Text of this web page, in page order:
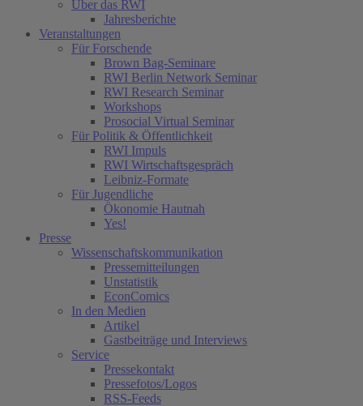
Über das RWI
Jahresberichte
Veranstaltungen
Für Forschende
Brown Bag-Seminare
RWI Berlin Network Seminar
RWI Research Seminar
Workshops
Prosocial Virtual Seminar
Für Politik & Öffentlichkeit
RWI Impuls
RWI Wirtschaftsgespräch
Leibniz-Formate
Für Jugendliche
Ökonomie Hautnah
Yes!
Presse
Wissenschaftskommunikation
Pressemitteilungen
Unstatistik
EconComics
In den Medien
Artikel
Gastbeiträge und Interviews
Service
Pressekontakt
Pressefotos/Logos
RSS-Feeds